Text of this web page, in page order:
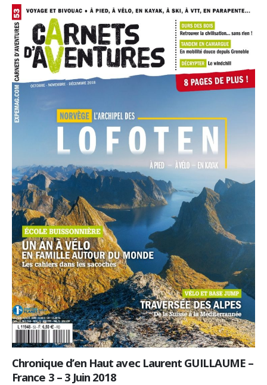
Chronique d’en Haut avec Laurent GUILLAUME –
France 3 – 3 Juin 2018